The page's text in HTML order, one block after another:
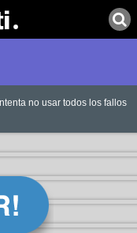
no usar todos los fallos